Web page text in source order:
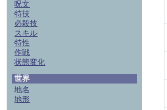
呪文
特技
必殺技
スキル
特性
作戦
状態変化
世界
地名
地形